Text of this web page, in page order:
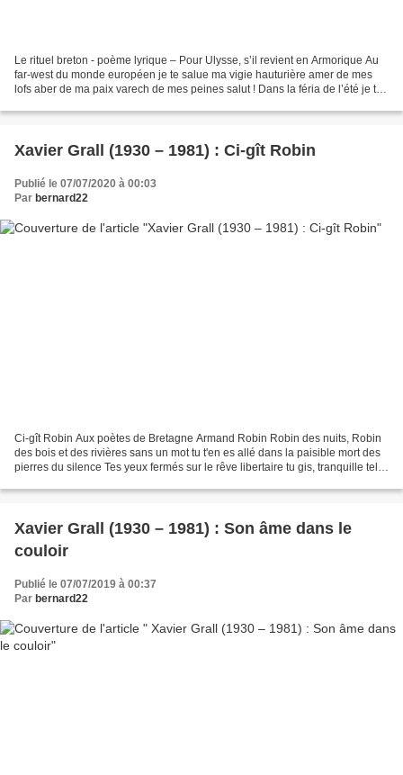
Le rituel breton - poème lyrique – Pour Ulysse, s’il revient en Armorique Au
far-west du monde européen je te salue ma vigie hauturière amer de mes
lofs aber de ma paix varech de mes peines salut ! Dans la féria de l’été je te
Xavier Grall (1930 – 1981) : Ci-gît Robin
Publié le 07/07/2020 à 00:03
Par bernard22
Ci-gît Robin Aux poètes de Bretagne Armand Robin Robin des nuits, Robin
des bois et des rivières sans un mot tu t'en es allé dans la paisible mort des
pierres du silence Tes yeux fermés sur le rêve libertaire tu gis, tranquille tel
Xavier Grall (1930 – 1981) : Son âme dans le
couloir
Publié le 07/07/2019 à 00:37
Par bernard22